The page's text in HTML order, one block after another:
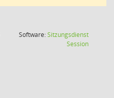
Software:Sitzungsdienst
Session(Wird in